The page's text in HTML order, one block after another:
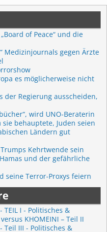
of Peace“ und die
Medizinjournals gegen Ärzte
es möglicherweise nicht
der Regierung ausscheiden,
wird UNO-Beraterin
behauptete, Juden seien
Ländern gut
Kehrtwende sein
und der gefährliche
seine Terror-Proxys feiern
TEIL I - Politisches &
versus KHOMEINI – Teil II
Teil III - Politisches &